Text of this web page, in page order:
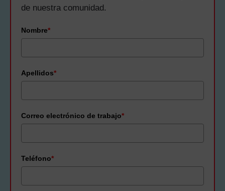
de nuestra comunidad.
Nombre*
Apellidos*
Correo electrónico de trabajo*
Teléfono*